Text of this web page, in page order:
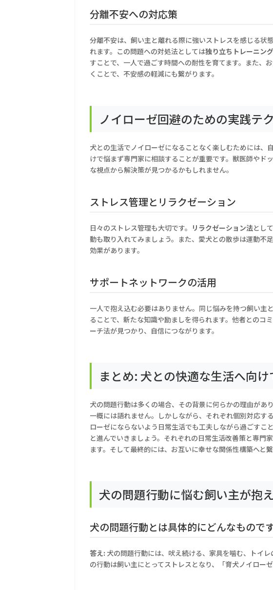
分離不安への対応策
分離不安は、飼い主と離れる際に強いストレスを感じる状
れます。この問題への対処法としては独り立ちトレーニング
すことで、一人で過ごす時間への耐性を育てます。また、
くことで、不安感の軽減にも繋がります。
ノイローゼ回避のための実践テ
犬との生活でノイローゼになることなく楽しむためには、
けで悩まず専門家に相談することが重要です。獣医師やド
な視点から解決策が見つかるかもしれません。
ストレス管理とリラクゼーション
日々のストレス管理も大切です。 リラクゼーション法とし
動も取り入れてみましょう。また、愛犬との散歩は運動不
効果があります。
サポートネットワークの活用
一人で抱え込む必要はありません。同じ悩みを持つ飼い主
ることで、新たな知識や励ましを得られます。他者とのコ
ーチ法が見つかり、自信につながります。
まとめ: 犬との快適な生活へ向け
犬の問題行動は多くの場合、その背景に何らかの理由があ
一概には語れません。しかしながら、それぞれ個別対応す
ローゼにならないよう日常生活でも工夫しながら過ごすこ
と進んでいきましょう。それぞれの日常生活改善策と専門
ます。そして最終的には、お互いに幸せな関係性構築へと繋
犬の問題行動に悩む飼い主が抱
犬の問題行動とは具体的にどんなもので
答え: 犬の問題行動には、吠え続ける、家具を噛む、トイ
の行動は飼い主にとってストレスとなり、「育犬ノイロー